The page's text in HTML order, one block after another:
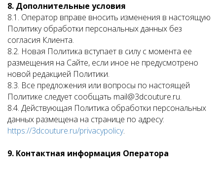
8. Дополнительные условия
8.1. Оператор вправе вносить изменения в настоящую
Политику обработки персональных данных без
согласия Клиента.
8.2. Новая Политика вступает в силу с момента ее
размещения на Сайте, если иное не предусмотрено
новой редакцией Политики.
8.3. Все предложения или вопросы по настоящей
Политике следует сообщать mail@3dcouture.ru.
8.4. Действующая Политика обработки персональных
данных размещена на странице по адресу:
https://3dcouture.ru/privacypolicy.
9. Контактная информация Оператора